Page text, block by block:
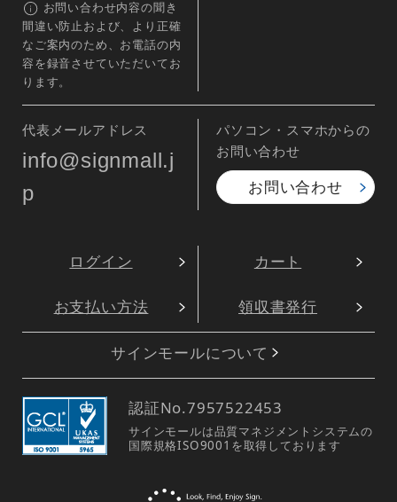
お問い合わせ内容の聞き
間違い防止および、より正確
なご案内のため、お電話の内
容を録音させていただいてお
ります。
代表メールアドレス
info@signmall.j
p
パソコン・スマホからの
お問い合わせ
お問い合わせ
ログイン カート
お支払い方法 領収書発行
サインモールについて
認証No.7957522453
サインモールは品質マネジメントシステムの
国際規格ISO9001を取得しております